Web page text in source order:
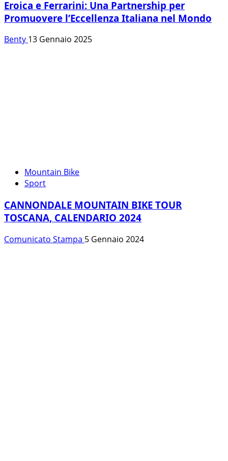
Eroica e Ferrarini: Una Partnership per
Promuovere l’Eccellenza Italiana nel Mondo
Benty 13 Gennaio 2025
Mountain Bike
Sport
CANNONDALE MOUNTAIN BIKE TOUR
TOSCANA, CALENDARIO 2024
Comunicato Stampa 5 Gennaio 2024